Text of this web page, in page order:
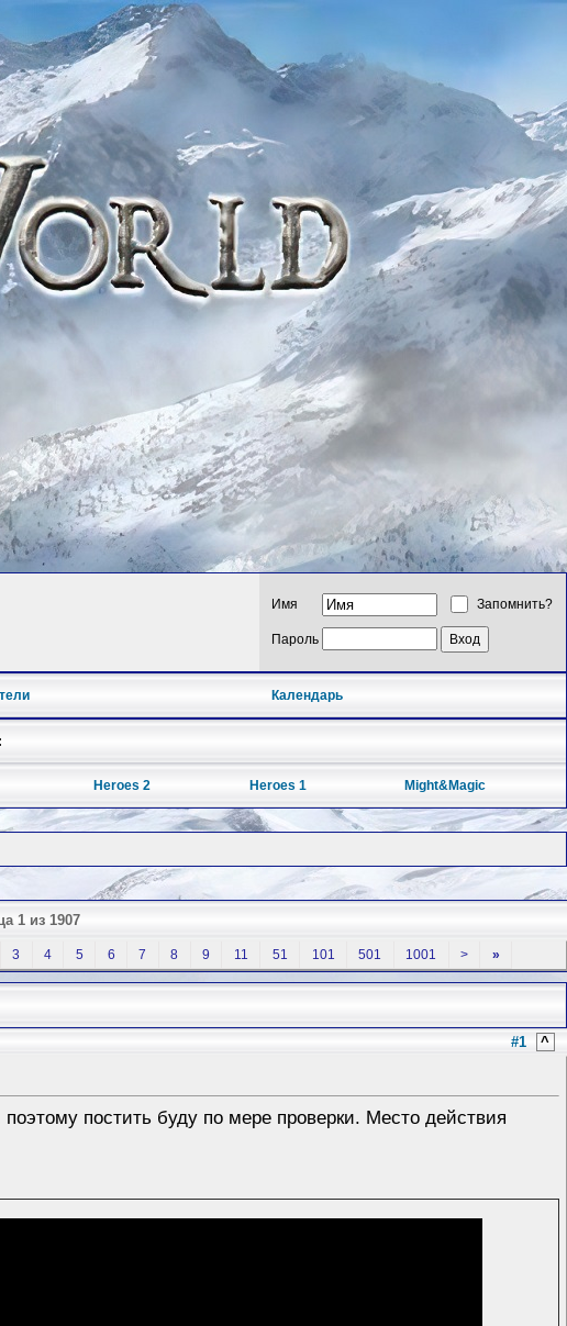
Имя Запомнить?
Пароль
Календарь
Heroes 2 Heroes 1 Might&Magic
1 из 1907
3 4 5 6 7 8 9 11 51 101 501 1001 > »
#1 ^
постить буду по мере проверки. Место действия